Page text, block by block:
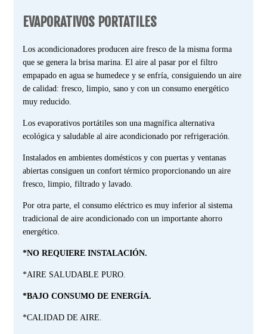
EVAPORATIVOS PORTATILES
Los acondicionadores producen aire fresco de la misma forma
que se genera la brisa marina. El aire al pasar por el filtro
empapado en agua se humedece y se enfría, consiguiendo un aire
de calidad: fresco, limpio, sano y con un consumo energético
muy reducido.
Los evaporativos portátiles son una magnífica alternativa
ecológica y saludable al aire acondicionado por refrigeración.
Instalados en ambientes domésticos y con puertas y ventanas
abiertas consiguen un confort térmico proporcionando un aire
fresco, limpio, filtrado y lavado.
Por otra parte, el consumo eléctrico es muy inferior al sistema
tradicional de aire acondicionado con un importante ahorro
energético.
*NO REQUIERE INSTALACIÓN.
*AIRE SALUDABLE PURO.
*BAJO CONSUMO DE ENERGÍA.
*CALIDAD DE AIRE.